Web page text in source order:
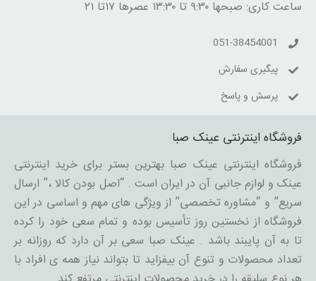
ساعت کاری: صبحها ۹:۳۰ تا ۱۳:۳۰ عصرها ۱۷تا ۲۱
051-38454001
پیگیری سفارش
پرسش و پاسخ
فروشگاه اینترنتی عینک صبا
فروشگاه اینترنتی عینک صبا بهترین بستر برای خرید اینترنتی
عینک و لوازم جانبی آن در ایران است . “اصل بودن کالا ،” ارسال
سریع” و “مشاوره تخصصی” از ویژگی های مهم و اساسی در این
فروشگاه از نخستین روز تأسیس بوده و تمام سعی خود را کرده
تا به آن پایبند باشد . عینک صبا سعی بر آن دارد که روزانه بر
تعداد محصولات و تنوع آن بیفزاید تا بتواند نیاز همه ی افراد با